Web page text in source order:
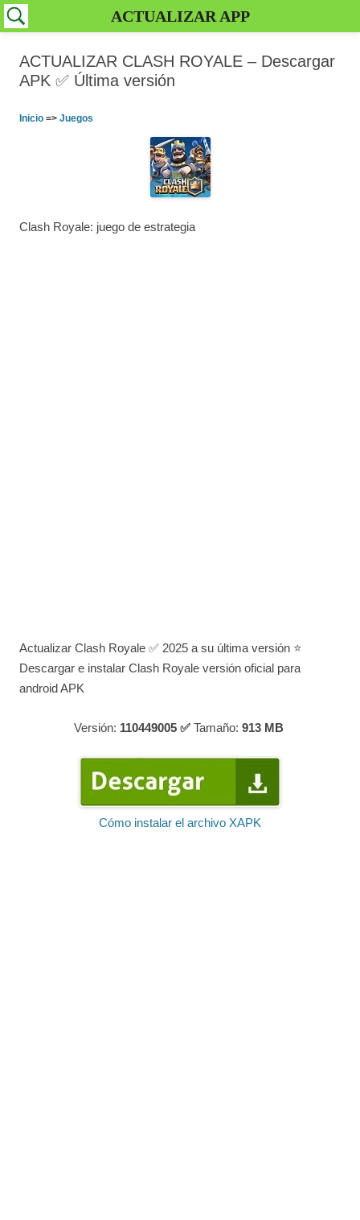
ACTUALIZAR CLASH ROYALE – Descargar
APK ✅️ Última versión
Inicio => Juegos
Clash Royale: juego de estrategia
Actualizar Clash Royale ✅ 2025 a su última versión ⭐
Descargar e instalar Clash Royale versión oficial para
android APK
Versión: 110449005 ✅ Tamaño: 913 MB
Cómo instalar el archivo XAPK
ACTUALIZAR APP